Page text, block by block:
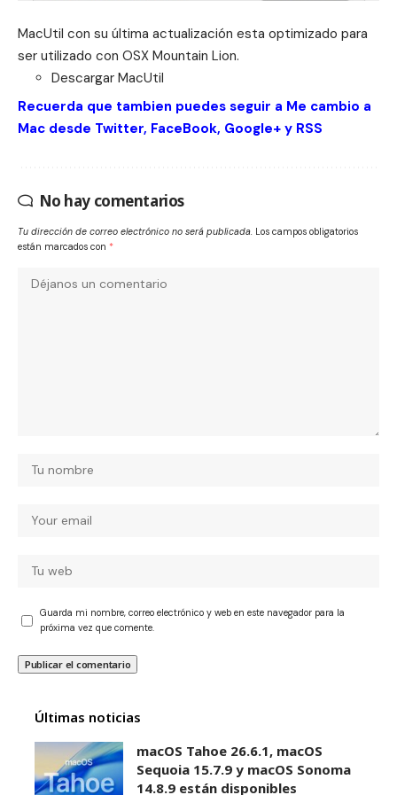
MacUtil con su última actualización esta optimizado para
ser utilizado con OSX Mountain Lion.
Descargar MacUtil
Recuerda que tambien puedes seguir a Me cambio a
Mac desde Twitter, FaceBook, Google+ y RSS
No hay comentarios
Tu dirección de correo electrónico no será publicada. Los campos obligatorios
están marcados con *
Guarda mi nombre, correo electrónico y web en este navegador para la
próxima vez que comente.
Últimas noticias
macOS Tahoe 26.6.1, macOS
Sequoia 15.7.9 y macOS Sonoma
14.8.9 están disponibles